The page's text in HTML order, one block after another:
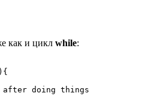
как и цикл while:
doing things